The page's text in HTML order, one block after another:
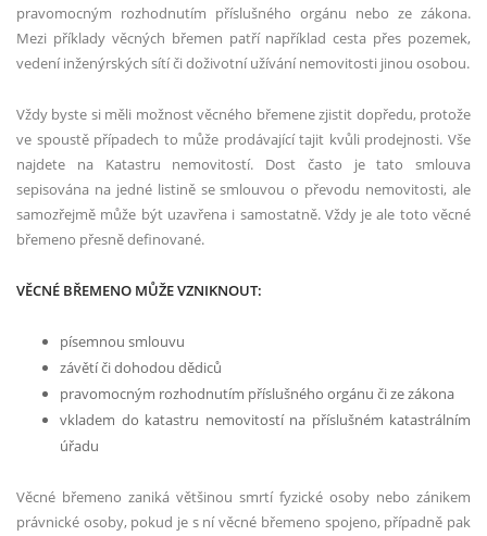
pravomocným rozhodnutím příslušného orgánu nebo ze zákona.
Mezi příklady věcných břemen patří například cesta přes pozemek,
vedení inženýrských sítí či doživotní užívání nemovitosti jinou osobou.
Vždy byste si měli možnost věcného břemene zjistit dopředu, protože
ve spoustě případech to může prodávající tajit kvůli prodejnosti. Vše
najdete na Katastru nemovitostí. Dost často je tato smlouva
sepisována na jedné listině se smlouvou o převodu nemovitosti, ale
samozřejmě může být uzavřena i samostatně. Vždy je ale toto věcné
břemeno přesně definované.
VĚCNÉ BŘEMENO MŮŽE VZNIKNOUT:
písemnou smlouvu
závětí či dohodou dědiců
pravomocným rozhodnutím příslušného orgánu či ze zákona
vkladem do katastru nemovitostí na příslušném katastrálním
úřadu
Věcné břemeno zaniká většinou smrtí fyzické osoby nebo zánikem
právnické osoby, pokud je s ní věcné břemeno spojeno, případně pak